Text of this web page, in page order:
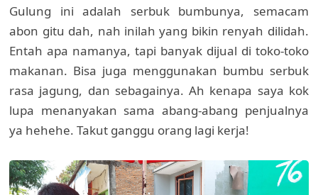
Gulung ini adalah serbuk bumbunya, semacam
abon gitu dah, nah inilah yang bikin renyah dilidah.
Entah apa namanya, tapi banyak dijual di toko-toko
makanan. Bisa juga menggunakan bumbu serbuk
rasa jagung, dan sebagainya. Ah kenapa saya kok
lupa menanyakan sama abang-abang penjualnya
ya hehehe. Takut ganggu orang lagi kerja!